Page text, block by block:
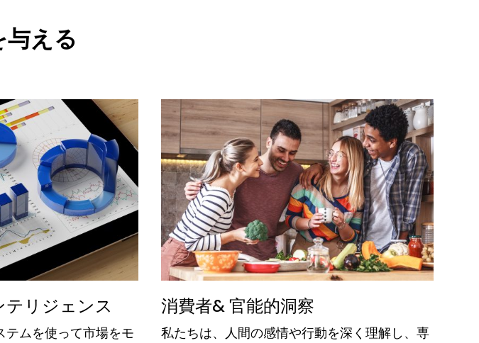
える
リジェンス
テムを使って市場をモ
消費者& 官能的洞察
私たちは、人間の感情や行動を深く理解し、専